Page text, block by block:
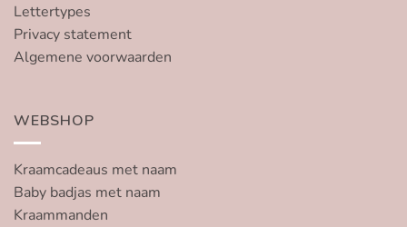
Lettertypes
Privacy statement
Algemene voorwaarden
WEBSHOP
Kraamcadeaus met naam
Baby badjas met naam
Kraammanden